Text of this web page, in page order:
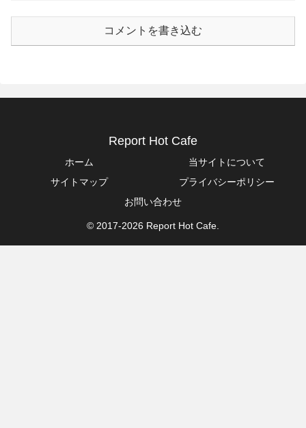
コメントを書き込む
Report Hot Cafe
ホーム
当サイトについて
サイトマップ
プライバシーポリシー
お問い合わせ
© 2017-2026 Report Hot Cafe.